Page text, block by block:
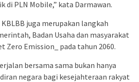
PLN Mobile,” kata Darmawan.
juga merupakan langkah
Badan Usaha dan masyarakat
Zero Emission_ pada tahun 2060.
bersama sama bukan hanya
negara bagi kesejahteraan rakyat